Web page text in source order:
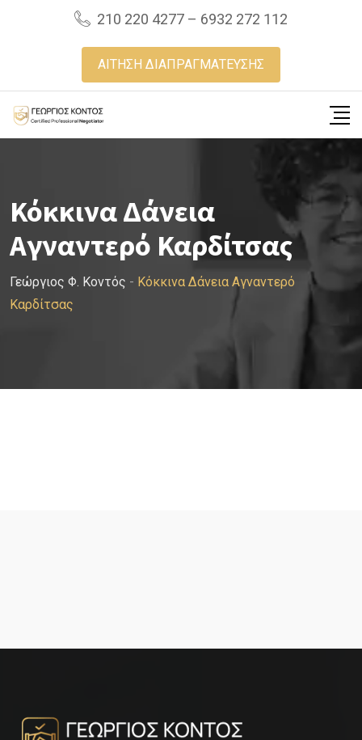
210 220 4277 – 6932 272 112
ΑΙΤΗΣΗ ΔΙΑΠΡΑΓΜΑΤΕΥΣΗΣ
Κόκκινα Δάνεια
Αγναντερό Καρδίτσας
Γεώργιος Φ. Κοντός - Κόκκινα Δάνεια Αγναντερό
Καρδίτσας